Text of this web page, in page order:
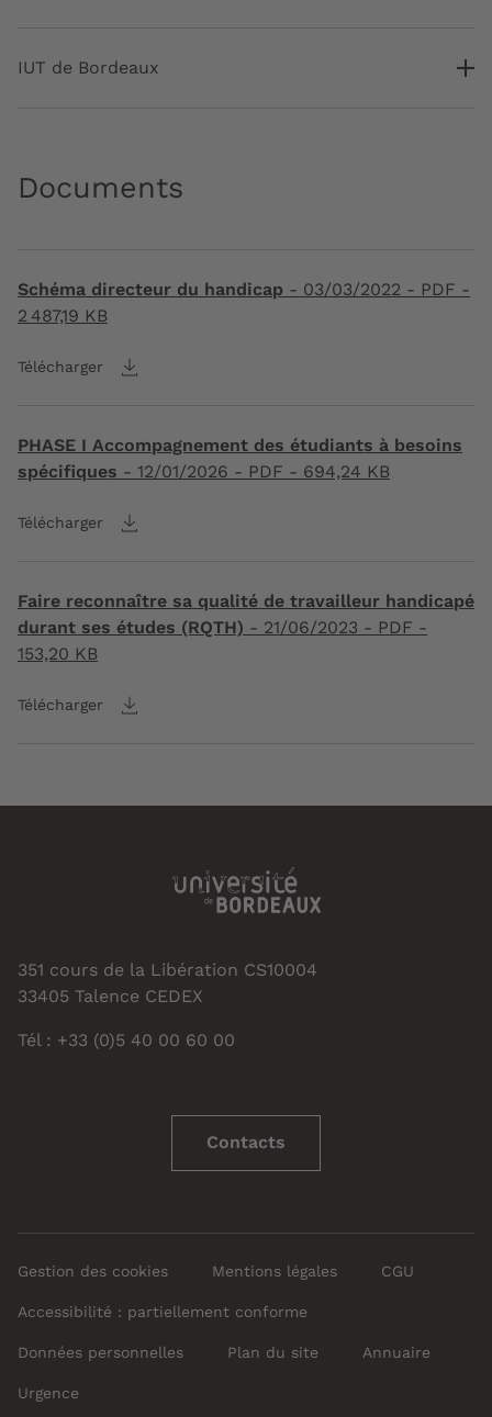
IUT de Bordeaux
Documents
Schéma directeur du handicap - 03/03/2022 - PDF -
2 487,19 KB
Télécharger
PHASE I Accompagnement des étudiants à besoins
spécifiques - 12/01/2026 - PDF - 694,24 KB
Télécharger
Faire reconnaître sa qualité de travailleur handicapé
durant ses études (RQTH) - 21/06/2023 - PDF -
153,20 KB
Télécharger
351 cours de la Libération CS10004
33405 Talence CEDEX
Tél : +33 (0)5 40 00 60 00
Contacts
Gestion des cookies Mentions légales CGU
Accessibilité : partiellement conforme
Données personnelles Plan du site Annuaire
Urgence